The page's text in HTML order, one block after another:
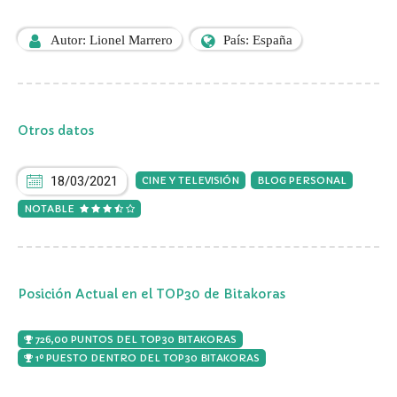
Autor: Lionel Marrero País: España
Otros datos
18/03/2021 CINE Y TELEVISIÓN BLOG PERSONAL
NOTABLE
Posición Actual en el TOP30 de Bitakoras
726,00 PUNTOS DEL TOP30 BITAKORAS
1º PUESTO DENTRO DEL TOP30 BITAKORAS